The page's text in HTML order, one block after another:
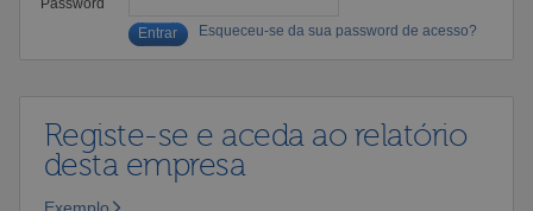
Password
Esqueceu-se da sua password de acesso?
Registe-se e aceda ao relatório
desta empresa